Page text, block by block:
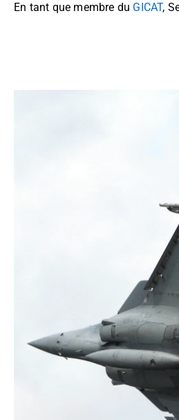
En tant que membre du GICAT,